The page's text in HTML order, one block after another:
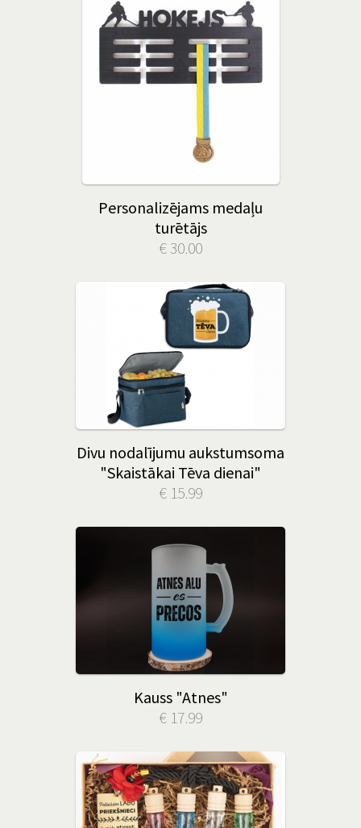
Personalizējams medaļu
turētājs
€ 30.00
Divu nodalījumu aukstumsoma
"Skaistākai Tēva dienai"
€ 15.99
Kauss "Atnes"
€ 17.99